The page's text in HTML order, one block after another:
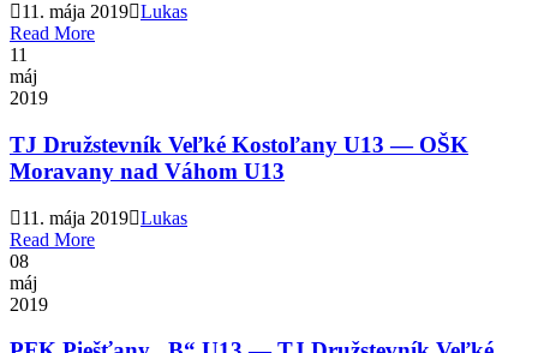
11. mája 2019 Lukas
Read More
11
máj
2019
TJ Družstevník Veľké Kostoľany U13 — OŠK
Moravany nad Váhom U13
11. mája 2019 Lukas
Read More
08
máj
2019